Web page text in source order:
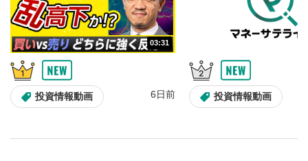
03:31
投資情報動画 6日前 投資情報動画